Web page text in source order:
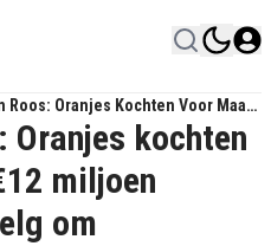
Roos: Oranjes Kochten Voor Maar
Buitenechtelijke Telg Om
Oranjes kochten
miljoen
om